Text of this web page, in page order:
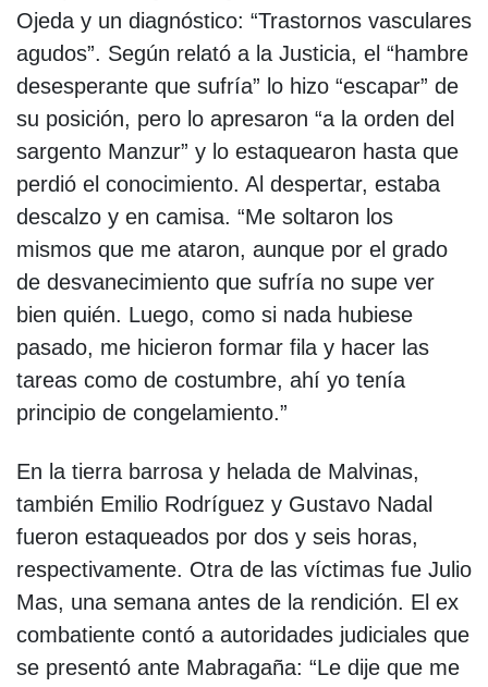
Ojeda y un diagnóstico: “Trastornos vasculares
agudos”. Según relató a la Justicia, el “hambre
desesperante que sufría” lo hizo “escapar” de
su posición, pero lo apresaron “a la orden del
sargento Manzur” y lo estaquearon hasta que
perdió el conocimiento. Al despertar, estaba
descalzo y en camisa. “Me soltaron los
mismos que me ataron, aunque por el grado
de desvanecimiento que sufría no supe ver
bien quién. Luego, como si nada hubiese
pasado, me hicieron formar fila y hacer las
tareas como de costumbre, ahí yo tenía
principio de congelamiento.”
En la tierra barrosa y helada de Malvinas,
también Emilio Rodríguez y Gustavo Nadal
fueron estaqueados por dos y seis horas,
respectivamente. Otra de las víctimas fue Julio
Mas, una semana antes de la rendición. El ex
combatiente contó a autoridades judiciales que
se presentó ante Mabragaña: “Le dije que me